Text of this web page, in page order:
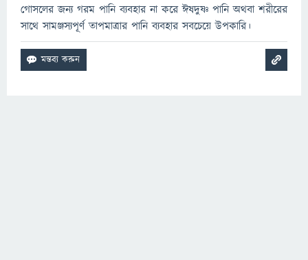
গোসলের জন্য গরম পানি ব্যবহার না করে ঈষদুষ্ণ পানি অথবা শরীরের
সাথে সামঞ্জস্যপূর্ণ তাপমাত্রার পানি ব্যবহার সবচেয়ে উপকারি।